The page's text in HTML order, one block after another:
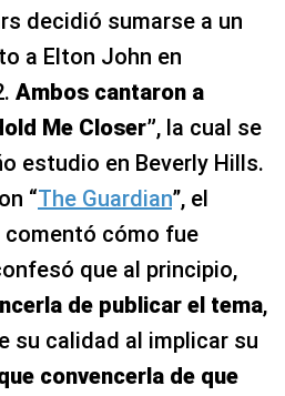
decidió sumarse a un
a Elton John en
Ambos cantaron a
Me Closer”, la cual se
estudio en Beverly Hills.
“The Guardian”, el
cómo fue
que al principio,
de publicar el tema,
su calidad al implicar su
convencerla de que